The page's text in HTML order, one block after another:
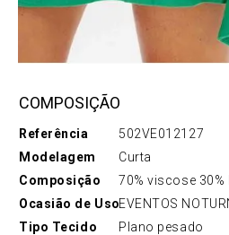
COMPOSIÇÃO
Referência
502VE012127
Modelagem
Curta
Composição
70% viscose 30%
Ocasião de UsoEVENTOS
Tipo Tecido
Plano pesado